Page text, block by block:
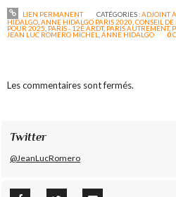
LIEN PERMANENT CATÉGORIES :ADJOINT
HIDALGO ,ANNE HIDALGO PARIS 2020 ,CONSEIL DE
POUR 2025 PARIS - 12È ARDT, PARIS AUTREMENT,
JEAN LUC ROMERO MICHEL ,ANNE HIDALGO 0
Les commentaires sont fermés.
Twitter
@JeanLucRomero